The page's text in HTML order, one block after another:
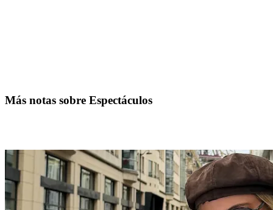
Más notas sobre Espectáculos